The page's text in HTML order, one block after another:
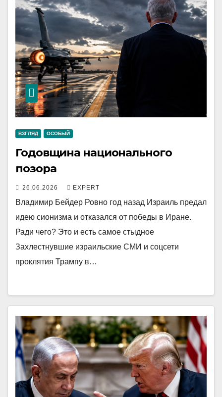
ВЗГЛЯД ОСОБЫЙ
Годовщина национального
позора
26.06.2026 EXPERT
Владимир Бейдер Ровно год назад Израиль предал
идею сионизма и отказался от победы в Иране.
Ради чего? Это и есть самое стыдное
Захлестнувшие израильские СМИ и соцсети
проклятия Трампу в…